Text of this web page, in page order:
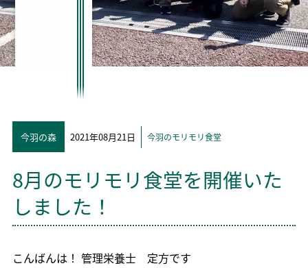
今羽の森 2021年08月21日 今羽のモリモリ食堂
8月のモリモリ食堂を開催いた
しました！
こんばんは！ 管理栄養士 定方です